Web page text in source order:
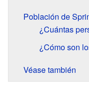
Población de
¿Cuántas
¿Cómo son
Véase también